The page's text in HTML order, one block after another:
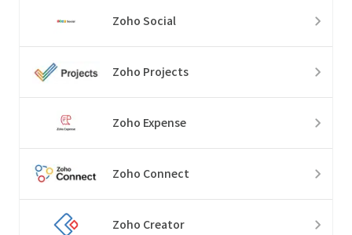
Zoho Social
Zoho Projects
Zoho Expense
Zoho Connect
Zoho Creator